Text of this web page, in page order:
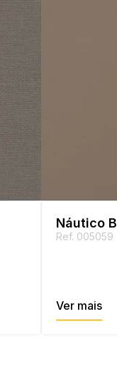
Náutico
Ref. 005059
Ver mais